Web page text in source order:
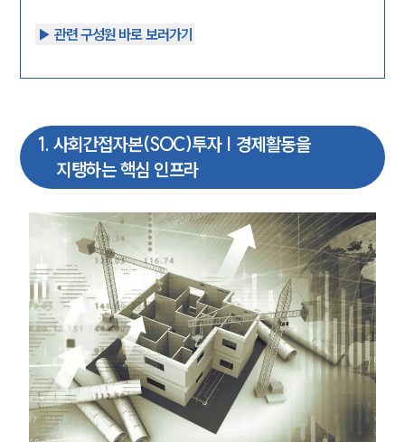
▶︎ 관련 구성원 바로 보러가기
1. 사회간접자본(SOC)투자 | 경제활동을
지탱하는 핵심 인프라